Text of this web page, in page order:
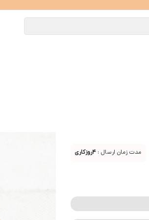
مدت زمان ارسال : 4روزکاری